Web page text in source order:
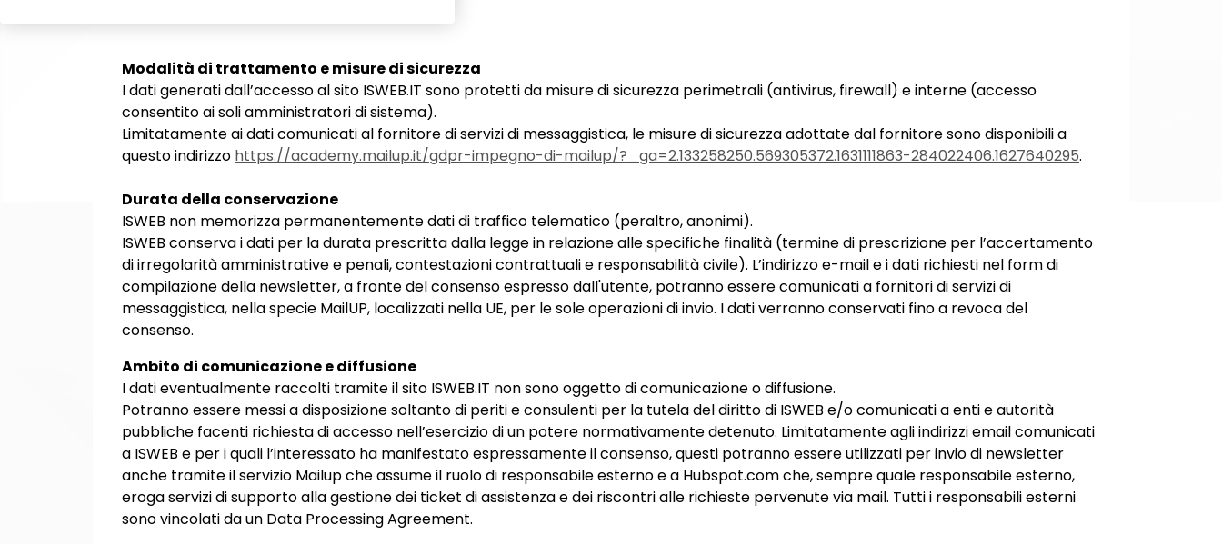
Modalità di trattamento e misure di sicurezza
I dati generati dall’accesso al sito ISWEB.IT sono protetti da misure di sicurezza perimetrali (antivirus, firewall) e interne (accesso
consentito ai soli amministratori di sistema).
Limitatamente ai dati comunicati al fornitore di servizi di messaggistica, le misure di sicurezza adottate dal fornitore sono disponibili a
questo indirizzo https://academy.mailup.it/gdpr-impegno-di-mailup/?_ga=2.133258250.569305372.1631111863-284022406.1627640295.
Durata della conservazione
ISWEB non memorizza permanentemente dati di traffico telematico (peraltro, anonimi).
ISWEB conserva i dati per la durata prescritta dalla legge in relazione alle specifiche finalità (termine di prescrizione per l’accertamento
di irregolarità amministrative e penali, contestazioni contrattuali e responsabilità civile). L’indirizzo e-mail e i dati richiesti nel form di
compilazione della newsletter, a fronte del consenso espresso dall'utente, potranno essere comunicati a fornitori di servizi di
messaggistica, nella specie MailUP, localizzati nella UE, per le sole operazioni di invio. I dati verranno conservati fino a revoca del
consenso.
Ambito di comunicazione e diffusione
I dati eventualmente raccolti tramite il sito ISWEB.IT non sono oggetto di comunicazione o diffusione.
Potranno essere messi a disposizione soltanto di periti e consulenti per la tutela del diritto di ISWEB e/o comunicati a enti e autorità
pubbliche facenti richiesta di accesso nell’esercizio di un potere normativamente detenuto. Limitatamente agli indirizzi email comunicati
a ISWEB e per i quali l’interessato ha manifestato espressamente il consenso, questi potranno essere utilizzati per invio di newsletter
anche tramite il servizio Mailup che assume il ruolo di responsabile esterno e a Hubspot.com che, sempre quale responsabile esterno,
eroga servizi di supporto alla gestione dei ticket di assistenza e dei riscontri alle richieste pervenute via mail. Tutti i responsabili esterni
sono vincolati da un Data Processing Agreement.